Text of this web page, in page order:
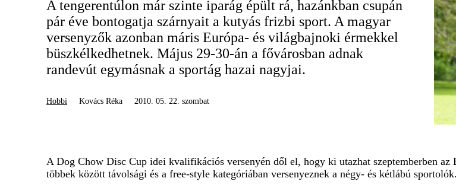
A tengerentúlon már szinte iparág épült rá, hazánkban csupán
pár éve bontogatja szárnyait a kutyás frizbi sport. A magyar
versenyzők azonban máris Európa- és világbajnoki érmekkel
büszkélkedhetnek. Május 29-30-án a fővárosban adnak
randevút egymásnak a sportág hazai nagyjai.
Hobbi Kovács Réka 2010. 05. 22. szombat
A Dog Chow Disc Cup idei kvalifikációs versenyén dől el, hogy ki utazhat szeptemberben
többek között távolsági és a free-style kategóriában versenyeznek a négy- és kétlábú sportolók.